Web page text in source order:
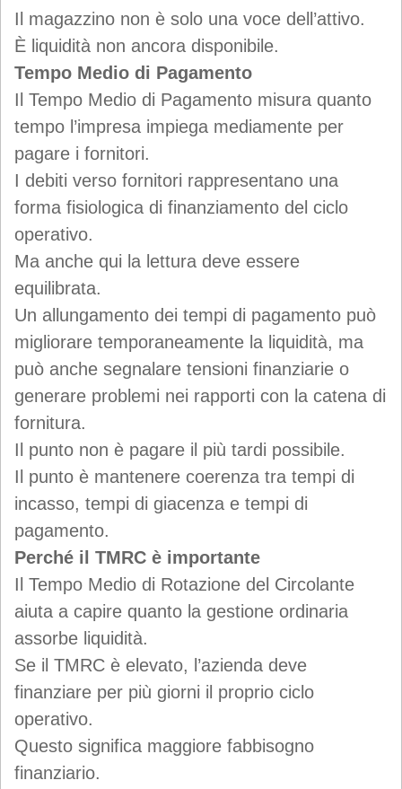
Il magazzino non è solo una voce dell’attivo.
È liquidità non ancora disponibile.
Tempo Medio di Pagamento
Il Tempo Medio di Pagamento misura quanto
tempo l’impresa impiega mediamente per
pagare i fornitori.
I debiti verso fornitori rappresentano una
forma fisiologica di finanziamento del ciclo
operativo.
Ma anche qui la lettura deve essere
equilibrata.
Un allungamento dei tempi di pagamento può
migliorare temporaneamente la liquidità, ma
può anche segnalare tensioni finanziarie o
generare problemi nei rapporti con la catena di
fornitura.
Il punto non è pagare il più tardi possibile.
Il punto è mantenere coerenza tra tempi di
incasso, tempi di giacenza e tempi di
pagamento.
Perché il TMRC è importante
Il Tempo Medio di Rotazione del Circolante
aiuta a capire quanto la gestione ordinaria
assorbe liquidità.
Se il TMRC è elevato, l’azienda deve
finanziare per più giorni il proprio ciclo
operativo.
Questo significa maggiore fabbisogno
finanziario.